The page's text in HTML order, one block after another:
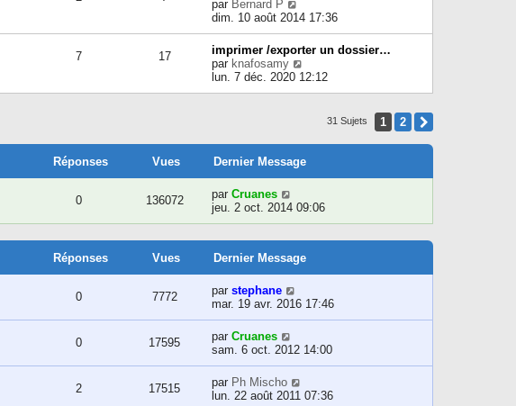
R
par Bernard P
o
s
u
l
t
e
e
r
i
e
s
a
dim. 10 août 2014 17:36
7 17
imprimer /exporter un dossier…
par knafosamy
o
t
e
d
e
r
i
e
m
e
s
lun. 7 déc. 2020 12:12
31 Sujets 1 2
Réponses Vues Dernier Message
0 136072 par Cruanes
jeu. 2 oct. 2014 09:06
Réponses Vues Dernier Message
0 7772 par stephane
mar. 19 avr. 2016 17:46
0 17595 par Cruanes
sam. 6 oct. 2012 14:00
2 17515 par Ph Mischo
lun. 22 août 2011 07:36